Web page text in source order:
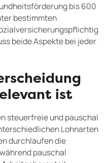
bis 600
bestimmten
beide Aspekte bei jeder
ist
steuerfreie und pauschal
Lohnarten
durchlaufen die
pauschal